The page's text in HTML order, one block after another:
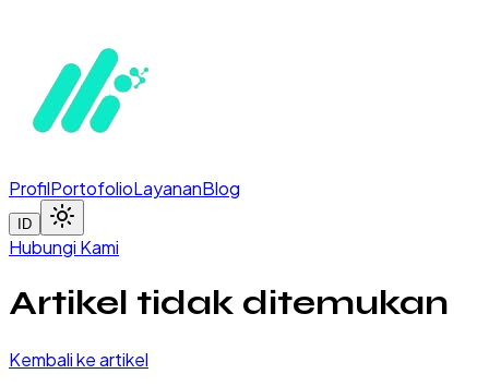
ProfilPortofolioLayananBlog
ID
Hubungi Kami
Artikel tidak ditemukan
Kembali ke artikel